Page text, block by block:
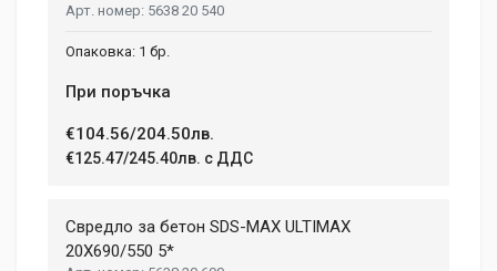
5638 20 540
1 бр.
При поръчка
€104.56/204.50лв.
€125.47/245.40лв. с ДДС
Свредло за бетон SDS-MAX ULTIMAX
20X690/550 5*